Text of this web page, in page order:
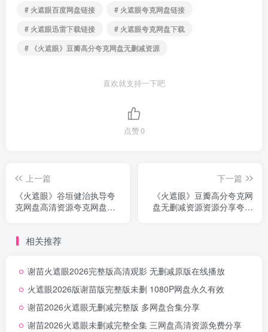
# 火遮眼百度网盘链接
# 火遮眼夸克网盘链接
# 火遮眼迅雷下载链接
# 火遮眼夸克网盘下载
# 《火遮眼》豆瓣高分夸克网盘无删减资源
喜欢就支持一下吧
点赞0
上一篇
《火遮眼》谷垣健治执导夸
克网盘高清资源夸克网盘资
下一篇
《火遮眼》豆瓣高分夸克网
盘无删减资源资源分享夸克
相关推荐
谢苗火遮眼2026完整版高清观影 无删减原版在线播放
火遮眼2026版谢苗版完整版未删 1080P网盘永久有效
谢苗2026火遮眼无删减完整版 多网盘合集分享
谢苗2026火遮眼未删减完整全集 三网盘高清资源免费分享